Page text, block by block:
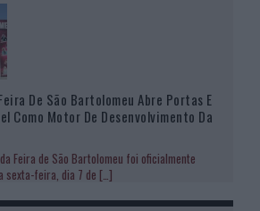
De São Bartolomeu Abre Portas E
Como Motor De Desenvolvimento Da
Feira de São Bartolomeu foi oficialmente
sexta-feira, dia 7 de […]